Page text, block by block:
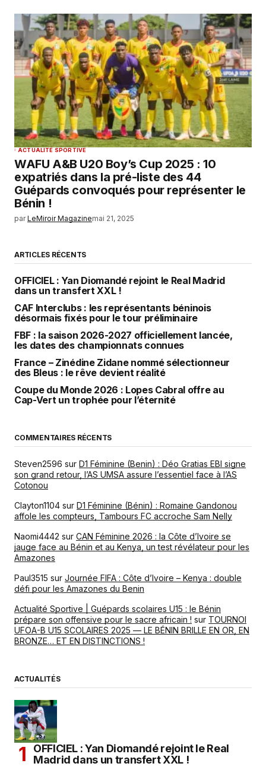
ACTUALITÉ SPORTIVE
WAFU A&B U20 Boy’s Cup 2025 : 10
expatriés dans la pré-liste des 44
Guépards convoqués pour représenter le
Bénin !
par LeMiroir Magazinemai 21, 2025
ARTICLES RÉCENTS
OFFICIEL : Yan Diomandé rejoint le Real Madrid
dans un transfert XXL !
CAF Interclubs : les représentants béninois
désormais fixés pour le tour préliminaire
FBF : la saison 2026-2027 officiellement lancée,
les dates des championnats connues
France – Zinédine Zidane nommé sélectionneur
des Bleus : le rêve devient réalité
Coupe du Monde 2026 : Lopes Cabral offre au
Cap-Vert un trophée pour l’éternité
COMMENTAIRES RÉCENTS
Steven2596 sur D1 Féminine (Benin) : Déo Gratias EBI signe
son grand retour, l’AS UMSA assure l’essentiel face à l’AS
Cotonou
Clayton1104 sur D1 Féminine (Bénin) : Romaine Gandonou
affole les compteurs, Tambours FC accroche Sam Nelly
Naomi4442 sur CAN Féminine 2026 : la Côte d’Ivoire se
jauge face au Bénin et au Kenya, un test révélateur pour les
Amazones
Paul3515 sur Journée FIFA : Côte d’Ivoire – Kenya : double
défi pour les Amazones du Benin
Actualité Sportive | Guépards scolaires U15 : le Bénin
prépare son offensive pour le sacre africain ! sur TOURNOI
UFOA-B U15 SCOLAIRES 2025 — LE BÉNIN BRILLE EN OR, EN
BRONZE… ET EN DISTINCTIONS !
ACTUALITÉS
OFFICIEL : Yan Diomandé rejoint le Real
Madrid dans un transfert XXL !